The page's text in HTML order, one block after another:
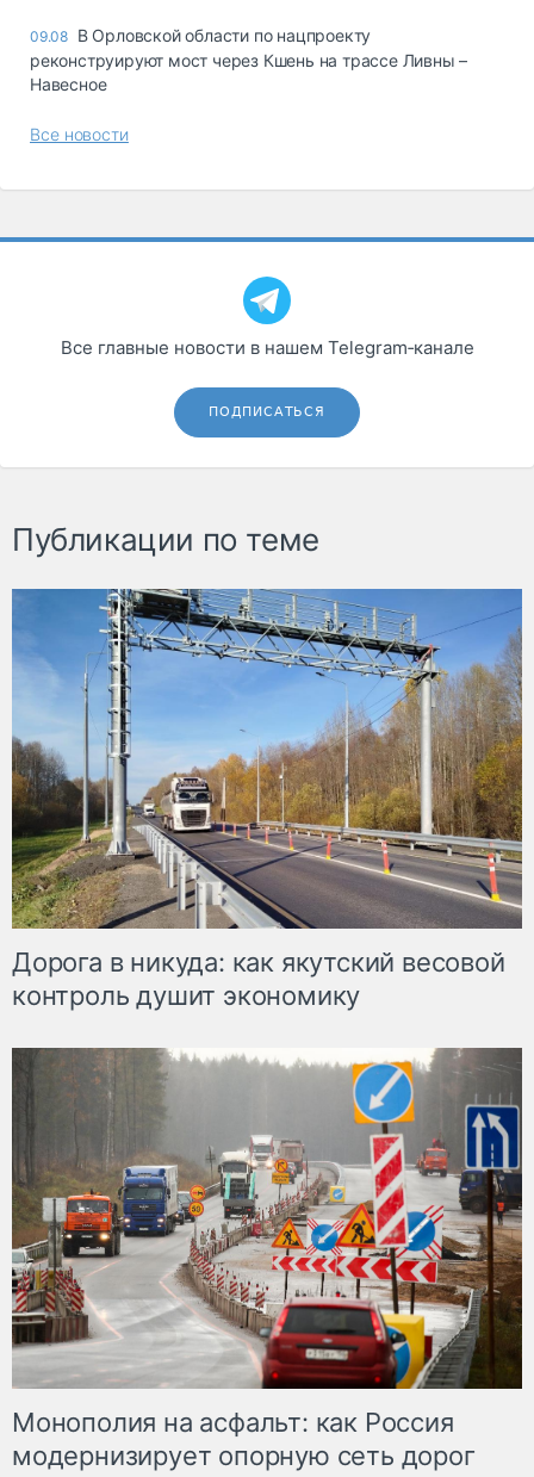
09.08 В Орловской области по нацпроекту
реконструируют мост через Кшень на трассе Ливны –
Навесное
Все новости
Все главные новости в нашем Telegram‑канале
ПОДПИСАТЬСЯ
Публикации по теме
Дорога в никуда: как якутский весовой
контроль душит экономику
Монополия на асфальт: как Россия
модернизирует опорную сеть дорог